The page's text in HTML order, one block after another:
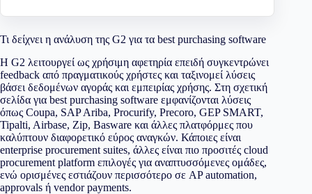
Τι δείχνει η ανάλυση της G2 για τα best purchasing software
Η G2 λειτουργεί ως χρήσιμη αφετηρία επειδή συγκεντρώνει
feedback από πραγματικούς χρήστες και ταξινομεί λύσεις
βάσει δεδομένων αγοράς και εμπειρίας χρήσης. Στη σχετική
σελίδα για best purchasing software εμφανίζονται λύσεις
όπως Coupa, SAP Ariba, Procurify, Precoro, GEP SMART,
Tipalti, Airbase, Zip, Basware και άλλες πλατφόρμες που
καλύπτουν διαφορετικό εύρος αναγκών. Κάποιες είναι
enterprise procurement suites, άλλες είναι πιο προσιτές cloud
procurement platform επιλογές για αναπτυσσόμενες ομάδες,
ενώ ορισμένες εστιάζουν περισσότερο σε AP automation,
approvals ή vendor payments.